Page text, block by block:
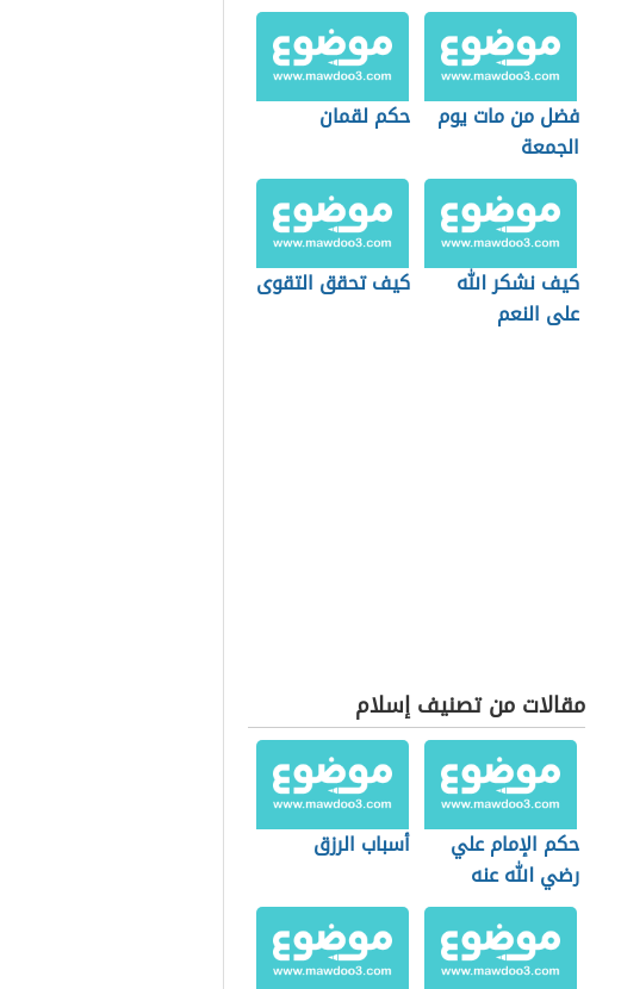
فضل من مات يوم
الجمعة
حكم لقمان
كيف نشكر الله
على النعم
كيف تحقق التقوى
مقالات من تصنيف إسلام
حكم الإمام علي
رضي الله عنه
أسباب الرزق